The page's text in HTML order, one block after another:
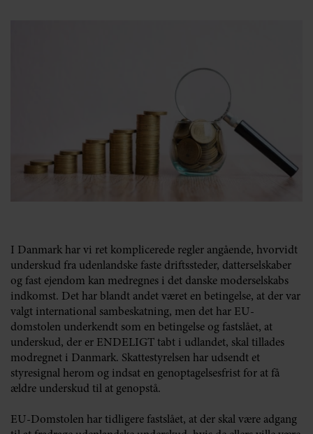
I Danmark har vi ret komplicerede regler angående, hvorvidt
underskud fra udenlandske faste driftssteder, datterselskaber
og fast ejendom kan medregnes i det danske moderselskabs
indkomst. Det har blandt andet været en betingelse, at der var
valgt international sambeskatning, men det har EU-
domstolen underkendt som en betingelse og fastslået, at
underskud, der er ENDELIGT tabt i udlandet, skal tillades
modregnet i Danmark. Skattestyrelsen har udsendt et
styresignal herom og indsat en genoptagelsesfrist for at få
ældre underskud til at genopstå.
EU-Domstolen har tidligere fastslået, at der skal være adgang